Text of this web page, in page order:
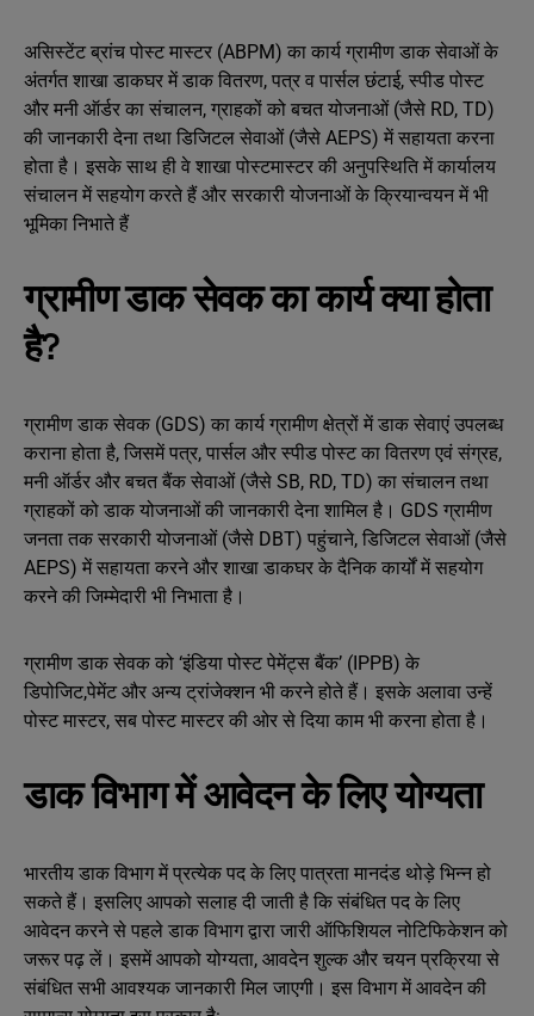
असिस्टेंट ब्रांच पोस्ट मास्टर (ABPM) का कार्य ग्रामीण डाक सेवाओं के
अंतर्गत शाखा डाकघर में डाक वितरण, पत्र व पार्सल छंटाई, स्पीड पोस्ट
और मनी ऑर्डर का संचालन, ग्राहकों को बचत योजनाओं (जैसे RD, TD)
की जानकारी देना तथा डिजिटल सेवाओं (जैसे AEPS) में सहायता करना
होता है। इसके साथ ही वे शाखा पोस्टमास्टर की अनुपस्थिति में कार्यालय
संचालन में सहयोग करते हैं और सरकारी योजनाओं के क्रियान्वयन में भी
भूमिका निभाते हैं
ग्रामीण डाक सेवक का कार्य क्या होता
है?
ग्रामीण डाक सेवक (GDS) का कार्य ग्रामीण क्षेत्रों में डाक सेवाएं उपलब्ध
कराना होता है, जिसमें पत्र, पार्सल और स्पीड पोस्ट का वितरण एवं संग्रह,
मनी ऑर्डर और बचत बैंक सेवाओं (जैसे SB, RD, TD) का संचालन तथा
ग्राहकों को डाक योजनाओं की जानकारी देना शामिल है। GDS ग्रामीण
जनता तक सरकारी योजनाओं (जैसे DBT) पहुंचाने, डिजिटल सेवाओं (जैसे
AEPS) में सहायता करने और शाखा डाकघर के दैनिक कार्यों में सहयोग
करने की जिम्मेदारी भी निभाता है।
ग्रामीण डाक सेवक को ‘इंडिया पोस्ट पेमेंट्स बैंक’ (IPPB) के
डिपोजिट,पेमेंट और अन्य ट्रांजेक्शन भी करने होते हैं। इसके अलावा उन्हें
पोस्ट मास्टर, सब पोस्ट मास्टर की ओर से दिया काम भी करना होता है।
डाक विभाग में आवेदन के लिए योग्‍यता
भारतीय डाक विभाग में प्रत्येक पद के लिए पात्रता मानदंड थोड़े भिन्न हो
सकते हैं। इसलिए आपको सलाह दी जाती है कि संबंधित पद के लिए
आवेदन करने से पहले डाक विभाग द्वारा जारी ऑफिशियल नोटिफिकेशन को
जरूर पढ़ लें। इसमें आपको योग्यता, आवदेन शुल्क और चयन प्रक्रिया से
संबंधित सभी आवश्यक जानकारी मिल जाएगी। इस विभाग में आवदेन की